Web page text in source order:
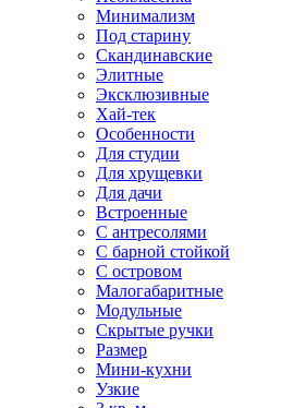
Минимализм
Под старину
Скандинавские
Элитные
Эксклюзивные
Хай-тек
Особенности
Для студии
Для хрущевки
Для дачи
Встроенные
С антресолями
С барной стойкой
С островом
Малогабаритные
Модульные
Скрытые ручки
Размер
Мини-кухни
Узкие